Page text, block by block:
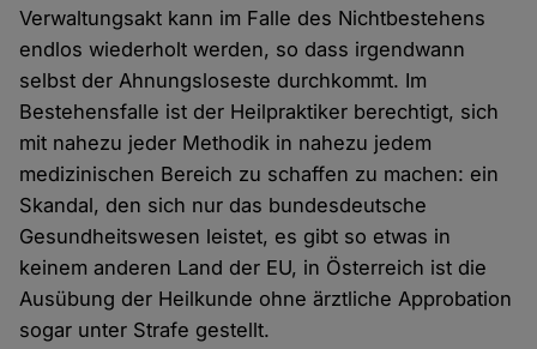
Verwaltungsakt kann im Falle des Nichtbestehens
endlos wiederholt werden, so dass irgendwann
selbst der Ahnungsloseste durchkommt. Im
Bestehensfalle ist der Heilpraktiker berechtigt, sich
mit nahezu jeder Methodik in nahezu jedem
medizinischen Bereich zu schaffen zu machen: ein
Skandal, den sich nur das bundesdeutsche
Gesundheitswesen leistet, es gibt so etwas in
keinem anderen Land der EU, in Österreich ist die
Ausübung der Heilkunde ohne ärztliche Approbation
sogar unter Strafe gestellt.